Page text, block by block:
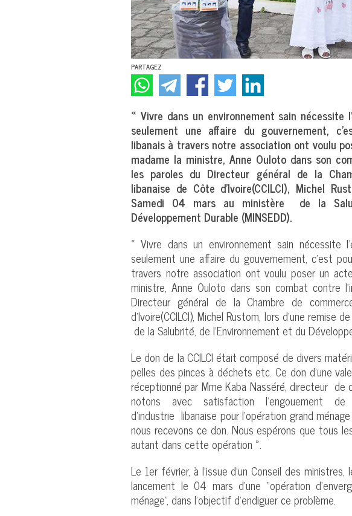
PARTAGEZ
« Vivre dans un environnement sain nécessite
seulement une affaire du gouvernement,
libanais à travers notre association ont voulu
madame la ministre, Anne Ouloto dans son
les paroles du Directeur général de la
libanaise de Côte d’Ivoire(CCILCI), Michel
Samedi 04 mars au ministère de la
Développement Durable (MINSEDD).
« Vivre dans un environnement sain nécessite
seulement une affaire du gouvernement, c’est
travers notre association ont voulu poser un
ministre, Anne Ouloto dans son combat contre
Directeur général de la Chambre de
d’Ivoire(CCILCI), Michel Rustom, lors d’une
de la Salubrité, de l’Environnement et du
Le don de la CCILCI était composé de divers
pelles des pinces à déchets etc. Ce don d’une
réceptionné par Mme Kaba Nasséré, directeur de
notons avec satisfaction l’engouement
d’industrie libanaise pour l’opération grand
nous recevons ce don. Nous espérons que tous
autant dans cette opération ».
Le 1er février, à l’issue d’un Conseil des
lancement le 04 mars d’une "opération
ménage", dans l’objectif d’endiguer ce problème.